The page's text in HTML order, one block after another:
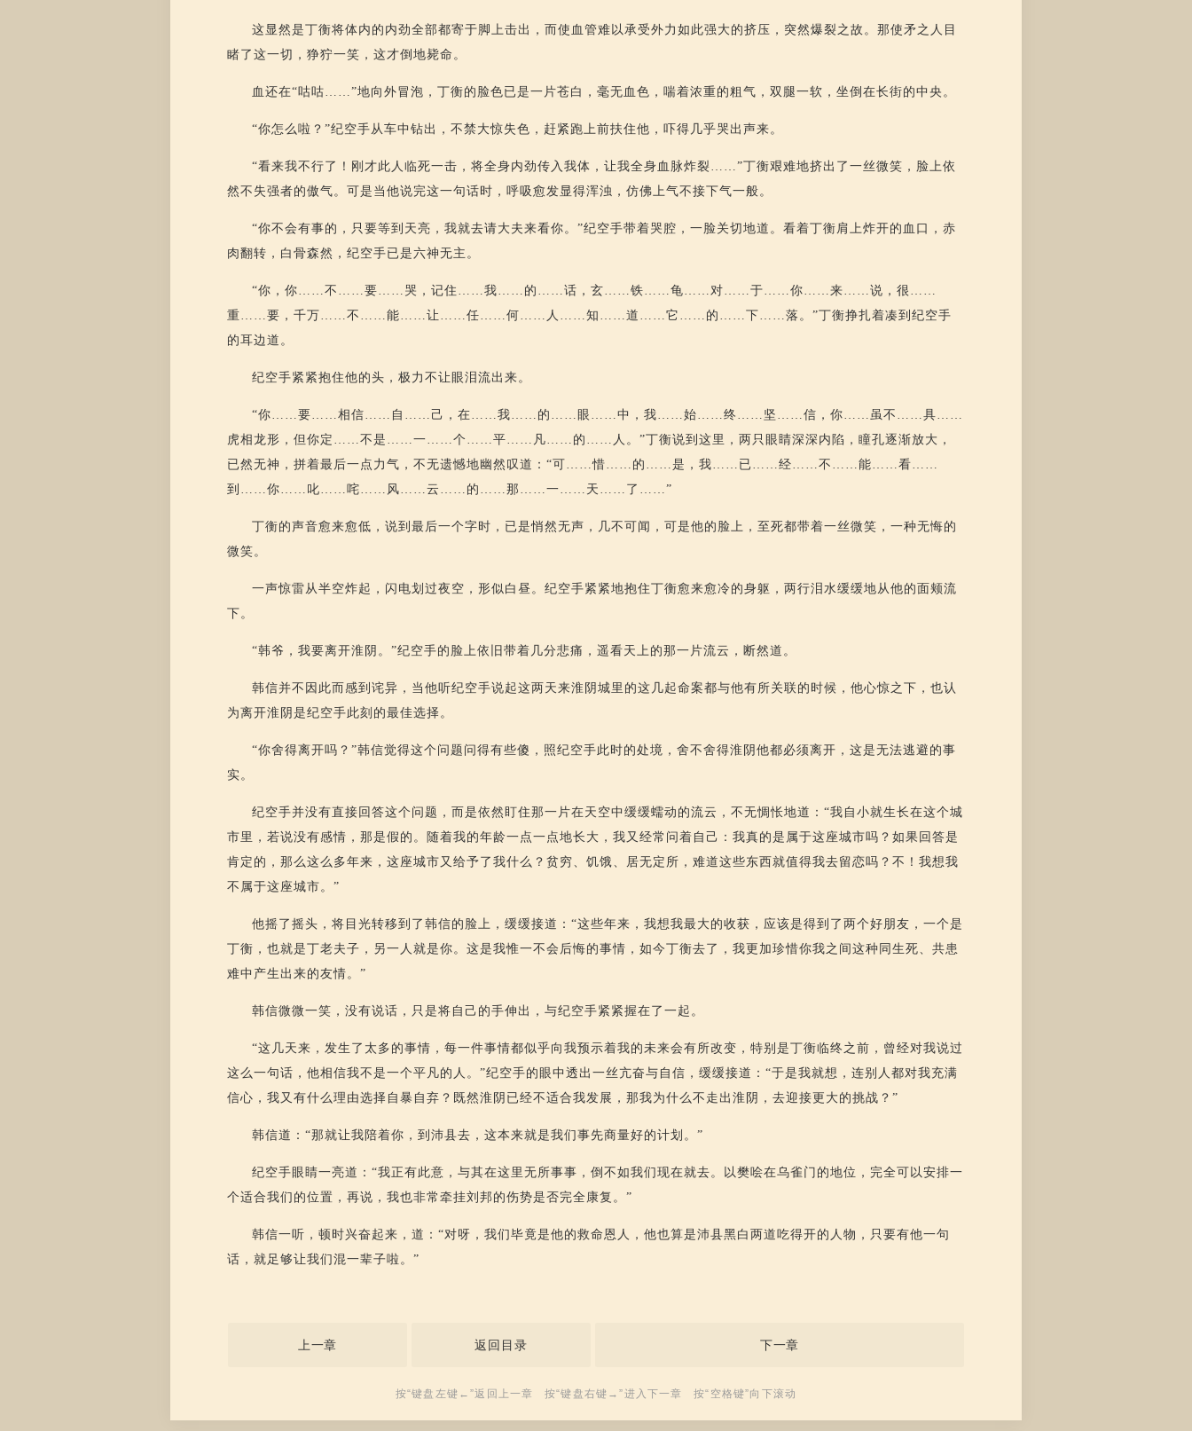
这显然是丁衡将体内的内劲全部都寄于脚上击出，而使血管难以承受外力如此强大的挤压，突然爆裂之故。那使矛之人目
睹了这一切，狰狞一笑，这才倒地毙命。
血还在“咕咕……”地向外冒泡，丁衡的脸色已是一片苍白，毫无血色，喘着浓重的粗气，双腿一软，坐倒在长街的中央。
“你怎么啦？”纪空手从车中钻出，不禁大惊失色，赶紧跑上前扶住他，吓得几乎哭出声来。
“看来我不行了！刚才此人临死一击，将全身内劲传入我体，让我全身血脉炸裂……”丁衡艰难地挤出了一丝微笑，脸上依
然不失强者的傲气。可是当他说完这一句话时，呼吸愈发显得浑浊，仿佛上气不接下气一般。
“你不会有事的，只要等到天亮，我就去请大夫来看你。”纪空手带着哭腔，一脸关切地道。看着丁衡肩上炸开的血口，赤
肉翻转，白骨森然，纪空手已是六神无主。
“你，你……不……要……哭，记住……我……的……话，玄……铁……龟……对……于……你……来……说，很……
重……要，千万……不……能……让……任……何……人……知……道……它……的……下……落。”丁衡挣扎着凑到纪空手
的耳边道。
纪空手紧紧抱住他的头，极力不让眼泪流出来。
“你……要……相信……自……己，在……我……的……眼……中，我……始……终……坚……信，你……虽不……具……
虎相龙形，但你定……不是……一……个……平……凡……的……人。”丁衡说到这里，两只眼睛深深内陷，瞳孔逐渐放大，
已然无神，拼着最后一点力气，不无遗憾地幽然叹道：“可……惜……的……是，我……已……经……不……能……看……
到……你……叱……咤……风……云……的……那……一……天……了……”
丁衡的声音愈来愈低，说到最后一个字时，已是悄然无声，几不可闻，可是他的脸上，至死都带着一丝微笑，一种无悔的
微笑。
一声惊雷从半空炸起，闪电划过夜空，形似白昼。纪空手紧紧地抱住丁衡愈来愈冷的身躯，两行泪水缓缓地从他的面颊流
下。
“韩爷，我要离开淮阴。”纪空手的脸上依旧带着几分悲痛，遥看天上的那一片流云，断然道。
韩信并不因此而感到诧异，当他听纪空手说起这两天来淮阴城里的这几起命案都与他有所关联的时候，他心惊之下，也认
为离开淮阴是纪空手此刻的最佳选择。
“你舍得离开吗？”韩信觉得这个问题问得有些傻，照纪空手此时的处境，舍不舍得淮阴他都必须离开，这是无法逃避的事
实。
纪空手并没有直接回答这个问题，而是依然盯住那一片在天空中缓缓蠕动的流云，不无惆怅地道：“我自小就生长在这个城
市里，若说没有感情，那是假的。随着我的年龄一点一点地长大，我又经常问着自己：我真的是属于这座城市吗？如果回答是
肯定的，那么这么多年来，这座城市又给予了我什么？贫穷、饥饿、居无定所，难道这些东西就值得我去留恋吗？不！我想我
不属于这座城市。”
他摇了摇头，将目光转移到了韩信的脸上，缓缓接道：“这些年来，我想我最大的收获，应该是得到了两个好朋友，一个是
丁衡，也就是丁老夫子，另一人就是你。这是我惟一不会后悔的事情，如今丁衡去了，我更加珍惜你我之间这种同生死、共患
难中产生出来的友情。”
韩信微微一笑，没有说话，只是将自己的手伸出，与纪空手紧紧握在了一起。
“这几天来，发生了太多的事情，每一件事情都似乎向我预示着我的未来会有所改变，特别是丁衡临终之前，曾经对我说过
这么一句话，他相信我不是一个平凡的人。”纪空手的眼中透出一丝亢奋与自信，缓缓接道：“于是我就想，连别人都对我充满
信心，我又有什么理由选择自暴自弃？既然淮阴已经不适合我发展，那我为什么不走出淮阴，去迎接更大的挑战？”
韩信道：“那就让我陪着你，到沛县去，这本来就是我们事先商量好的计划。”
纪空手眼睛一亮道：“我正有此意，与其在这里无所事事，倒不如我们现在就去。以樊哙在乌雀门的地位，完全可以安排一
个适合我们的位置，再说，我也非常牵挂刘邦的伤势是否完全康复。”
韩信一听，顿时兴奋起来，道：“对呀，我们毕竟是他的救命恩人，他也算是沛县黑白两道吃得开的人物，只要有他一句
话，就足够让我们混一辈子啦。”
上一章 返回目录 下一章
按“键盘左键←”返回上一章 按“键盘右键→”进入下一章 按“空格键”向下滚动